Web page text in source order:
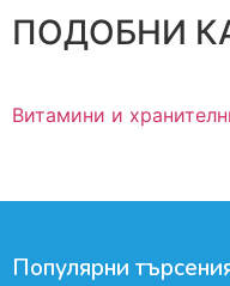
ПОДОБНИ
Витамини и
Популярни